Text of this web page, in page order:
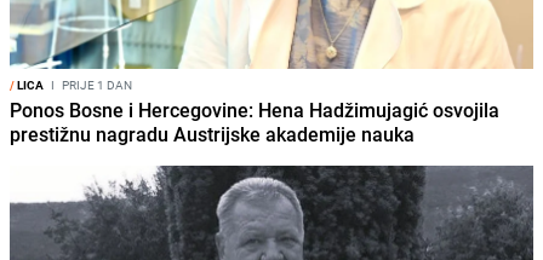
/LICA I PRIJE 1 DAN
Ponos Bosne i Hercegovine: Hena Hadžimujagić osvojila
prestižnu nagradu Austrijske akademije nauka